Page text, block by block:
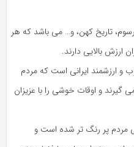
تاریخ کهن، و… می باشد که هر
ارزش بالایی دارند.
ارزشمند ایرانی است که مردم
گیرند و اوقات خوشی را با عزیزان
مردم پر رنگ تر شده است و